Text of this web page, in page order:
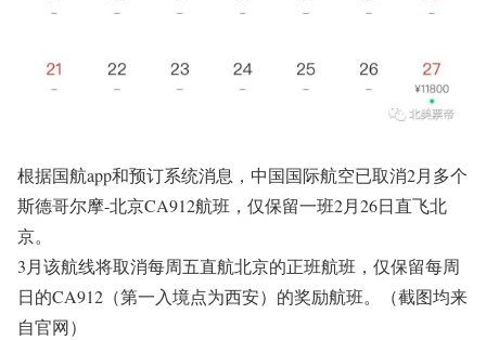
根据国航app和预订系统消息，中国国际航空已取消2月多个
斯德哥尔摩-北京CA912航班，仅保留一班2月26日直飞北
京。
3月该航线将取消每周五直航北京的正班航班，仅保留每周
日的CA912（第一入境点为西安）的奖励航班。（截图均来
自官网）